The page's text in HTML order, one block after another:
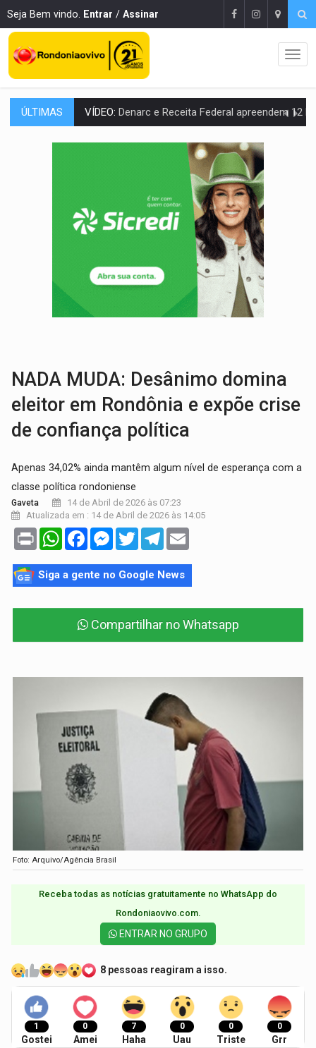
Seja Bem vindo. Entrar / Assinar
ÚLTIMAS OPERAÇÃO DA PC:Membros do CV são presos com armas e drogas após
ENTRADA GRATUITA:Espetáculo As Marias Somos Nós será
Três são presos após furto de motocicleta em frente
CELEBRAÇÃO:Cerejeiras completa 43 anos de emancipação com
SAÚDE:Anvisa desmente boato sobre presença de plástico ou
Pitbulls fogem de residência e atacam casal de idosos
AÇÃO CONJUNTA: Forças policiais apreendem cerca de 1kg de
PF ESTÁ APURANDO: Flávio Bolsonaro escolhe Alfredo Gaspar como vice, alvo de
NADA MUDA: Desânimo domina
eleitor em Rondônia e expõe crise
de confiança política
Apenas 34,02% ainda mantêm algum nível de esperança com a
classe política rondoniense
Gaveta
14 de Abril de 2026 às 07:23
Atualizada em : 14 de Abril de 2026 às 14:05
Print WhatsAppFacebookMessenger
TwitterTelegram
Siga a gente no Google News
Compartilhar no Whatsapp
Foto: Arquivo/Agência Brasil
Receba todas as notícias gratuitamente no WhatsApp do
Rondoniaovivo.com.​
ENTRAR NO GRUPO
8 pessoas reagiram a isso.
1
Gostei
0
Amei
7
Haha
0
Uau
0
Triste
0
Grr